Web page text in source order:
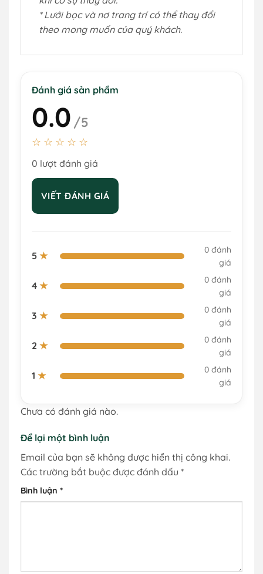
* Lưới bọc và nơ trang trí có thể thay đổi
theo mong muốn của quý khách.
Đánh giá sản phẩm
0.0 /5
☆☆☆☆☆
0 lượt đánh giá
VIẾT ĐÁNH GIÁ
5 ★
0 đánh
giá
4 ★
0 đánh
giá
3 ★
0 đánh
giá
2 ★
0 đánh
giá
1 ★
0 đánh
giá
Chưa có đánh giá nào.
Để lại một bình luận
Email của bạn sẽ không được hiển thị công khai.
Các trường bắt buộc được đánh dấu *
Bình luận *